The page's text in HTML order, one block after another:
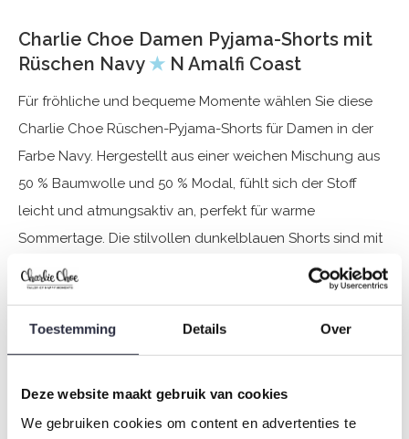
Toestemming Details Over
Deze website maakt gebruik van cookies
We gebruiken cookies om content en advertenties te
Charlie Choe Damen Pyjama-Shorts mit
Rüschen Navy ★ N Amalfi Coast
Für fröhliche und bequeme Momente wählen Sie diese
Charlie Choe Rüschen-Pyjama-Shorts für Damen in der
Farbe Navy. Hergestellt aus einer weichen Mischung aus
50 % Baumwolle und 50 % Modal, fühlt sich der Stoff
leicht und atmungsaktiv an, perfekt für warme
Sommertage. Die stilvollen dunkelblauen Shorts sind mit
einem fröhlichen Rüschenrand und einer schicken
Satinschleife an der Taille verziert. Ideal in Kombination
mit einem der passenden Oberteile oder T-Shirts für ein
Spezifikationen